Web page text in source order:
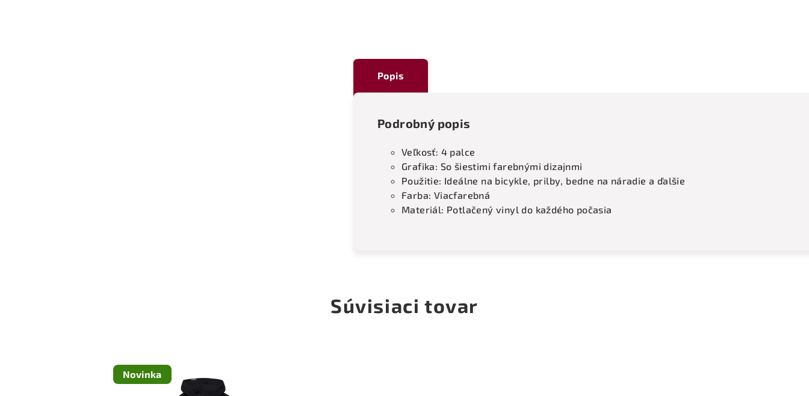
Popis
Podrobný popis
Veľkosť: 4 palce
Grafika: So šiestimi farebnými dizajnmi
Použitie: Ideálne na bicykle, prilby, bedne na náradie a ďalšie
Farba: Viacfarebná
Materiál: Potlačený vinyl do každého počasia
Súvisiaci tovar
Novinka